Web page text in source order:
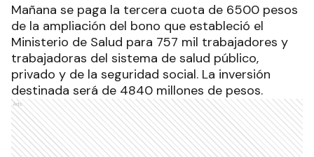
Mañana se paga la tercera cuota de 6500 pesos
de la ampliación del bono que estableció el
Ministerio de Salud para 757 mil trabajadores y
trabajadoras del sistema de salud público,
privado y de la seguridad social. La inversión
destinada será de 4840 millones de pesos.
Ads